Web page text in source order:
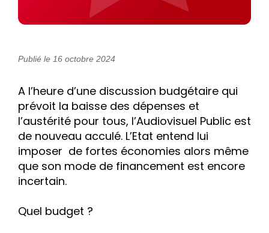
Publié le 16 octobre 2024
A l’heure d’une discussion budgétaire qui
prévoit la baisse des dépenses et
l’austérité pour tous, l’Audiovisuel Public est
de nouveau acculé. L’Etat entend lui
imposer de fortes économies alors même
que son mode de financement est encore
incertain.
Quel budget ?